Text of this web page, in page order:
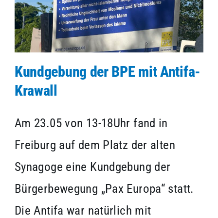
Kundgebung der BPE mit Antifa-
Krawall
Am 23.05 von 13-18Uhr fand in
Freiburg auf dem Platz der alten
Synagoge eine Kundgebung der
Bürgerbewegung „Pax Europa“ statt.
Die Antifa war natürlich mit